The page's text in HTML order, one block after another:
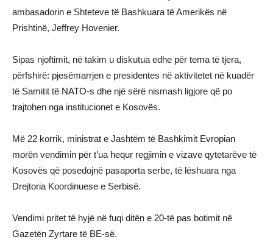
ambasadorin e Shteteve të Bashkuara të Amerikës në
Prishtinë, Jeffrey Hovenier.
Sipas njoftimit, në takim u diskutua edhe për tema të tjera,
përfshirë: pjesëmarrjen e presidentes në aktivitetet në kuadër
të Samitit të NATO-s dhe një sërë nismash ligjore që po
trajtohen nga institucionet e Kosovës.
Më 22 korrik, ministrat e Jashtëm të Bashkimit Evropian
morën vendimin për t’ua hequr regjimin e vizave qytetarëve të
Kosovës që posedojnë pasaporta serbe, të lëshuara nga
Drejtoria Koordinuese e Serbisë.
Vendimi pritet të hyjë në fuqi ditën e 20-të pas botimit në
Gazetën Zyrtare të BE-së.